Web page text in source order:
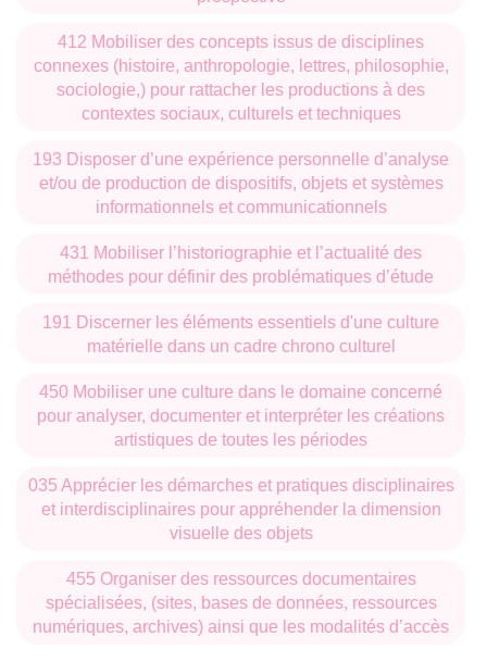
412 Mobiliser des concepts issus de disciplines
connexes (histoire, anthropologie, lettres, philosophie,
sociologie,) pour rattacher les productions à des
contextes sociaux, culturels et techniques
193 Disposer d’une expérience personnelle d’analyse
et/ou de production de dispositifs, objets et systèmes
informationnels et communicationnels
431 Mobiliser l’historiographie et l’actualité des
méthodes pour définir des problématiques d’étude
191 Discerner les éléments essentiels d'une culture
matérielle dans un cadre chrono culturel
450 Mobiliser une culture dans le domaine concerné
pour analyser, documenter et interpréter les créations
artistiques de toutes les périodes
035 Apprécier les démarches et pratiques disciplinaires
et interdisciplinaires pour appréhender la dimension
visuelle des objets
455 Organiser des ressources documentaires
spécialisées, (sites, bases de données, ressources
numériques, archives) ainsi que les modalités d’accès